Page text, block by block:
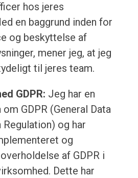
hos jeres
en baggrund inden for
og beskyttelse af
mener jeg, at jeg
til jeres team.
GDPR: Jeg har en
GDPR (General Data
og har
og
af GDPR i
Dette har